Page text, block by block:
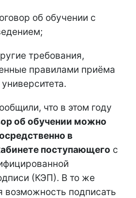
об обучении с
требования,
правилами приёма
что в этом году
об обучении можно
в
поступающего с
(КЭП). В то же
возможность подписать